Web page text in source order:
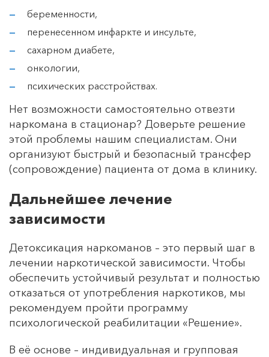
беременности,
перенесенном инфаркте и инсульте,
сахарном диабете,
онкологии,
психических расстройствах.
Нет возможности самостоятельно отвезти
наркомана в стационар? Доверьте решение
этой проблемы нашим специалистам. Они
организуют быстрый и безопасный трансфер
(сопровождение) пациента от дома в клинику.
Дальнейшее лечение
зависимости
Детоксикация наркоманов – это первый шаг в
лечении наркотической зависимости. Чтобы
обеспечить устойчивый результат и полностью
отказаться от употребления наркотиков, мы
рекомендуем пройти программу
психологической реабилитации «Решение».
В её основе – индивидуальная и групповая